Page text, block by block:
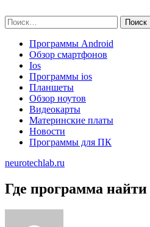
to
content
Найти:
Программы Android
Обзор смартфонов
Ios
Программы ios
Планшеты
Обзор ноутов
Видеокарты
Материнские платы
Новости
Программы для ПК
neurotechlab.ru
Где программа